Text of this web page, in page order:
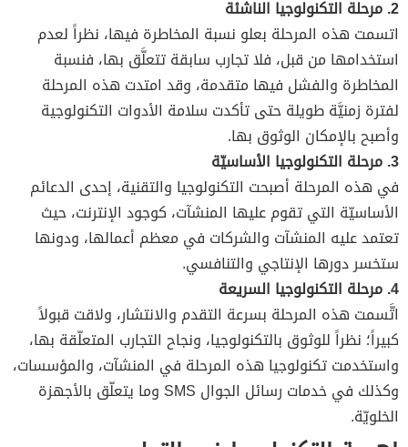
2. مرحلة التكنولوجيا الناشئة
اتسمت هذه المرحلة بعلو نسبة المخاطرة فيها، نظراً لعدم
استخدامها من قبل، فلا تجارب سابقة تتعلَّق بها، فنسبة
المخاطرة والفشل فيها متقدمة، وقد امتدت هذه المرحلة
لفترة زمنيَّة طويلة حتى تأكدت سلامة الأدوات التكنولوجية
وأصبح بالإمكان الوثوق بها.
3. مرحلة التكنولوجيا الأساسيّة
في هذه المرحلة أصبحت التكنولوجيا والتقنية، إحدى الدعائم
الأساسيّة التي تقوم عليها المنشآت، كوجود الإنترنت، حيث
تعتمد عليه المنشآت والشركات في معظم أعمالها، ودونها
ستخسر دورها الإنتاجي والتنافسي.
4. مرحلة التكنولوجيا السريعة
اتَّسمت هذه المرحلة بسرعة التقدم والانتشار، ولاقت قبولاً
كبيراً؛ نظراً للوثوق بالتكنولوجيا، ونجاح التجارب المتعلّقة بها،
واستخدمت تكنولوجيا هذه المرحلة في المنشآت، والمؤسسات،
وكذلك في خدمات رسائل الجوال SMS وما يتعلّق بالأجهزة
الخلويّة.